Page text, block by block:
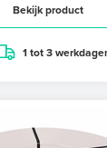
Bekijk product
1 tot 3